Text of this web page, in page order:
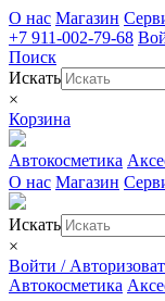
О нас Магазин
+7 911-002-79-68
Поиск
Искать
×
Корзина
Автокосметика
О нас Магазин
Искать
×
Войти /
Автокосметика